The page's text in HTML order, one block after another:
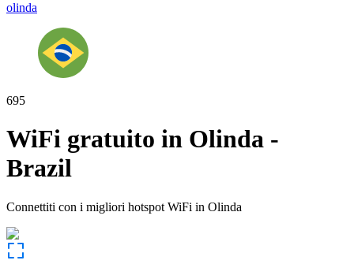
olinda
695
WiFi gratuito in Olinda -
Brazil
Connettiti con i migliori hotspot WiFi in Olinda